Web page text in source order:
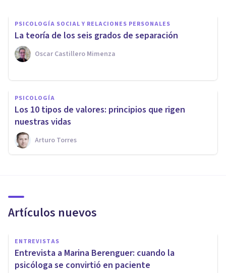
PSICOLOGÍA SOCIAL Y RELACIONES PERSONALES
La teoría de los seis grados de separación
Oscar Castillero Mimenza
PSICOLOGÍA
Los 10 tipos de valores: principios que rigen
nuestras vidas
Arturo Torres
Artículos nuevos
ENTREVISTAS
Entrevista a Marina Berenguer: cuando la
psicóloga se convirtió en paciente